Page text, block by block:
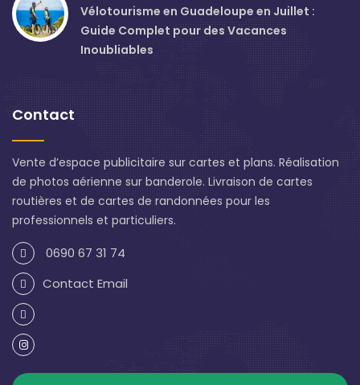
Vélotourisme en Guadeloupe en Juillet :
Guide Complet pour des Vacances
Inoubliables
Contact
Vente d’espace publicitaire sur cartes et plans. Réalisation
de photos aérienne sur banderole. Livraison de cartes
routières et de cartes de randonnées pour les
professionnels et particuliers.
0690 67 31 74
Contact Email